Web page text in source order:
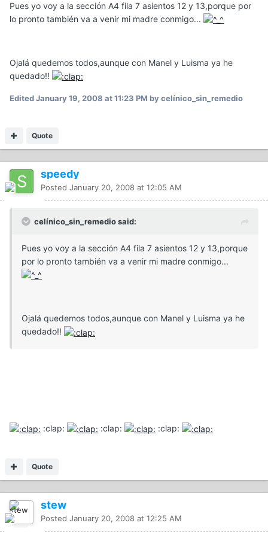
Pues yo voy a la sección A4 fila 7 asientos 12 y 13,porque por
lo pronto también va a venir mi madre conmigo...
Ojalá quedemos todos,aunque con Manel y Luisma ya he
quedado!!
EditedJanuary 19, 2008 at 11:23 PM by celínico_sin_remedio
Quote
speedy
Posted January 20, 2008 at 12:05 AM
celínico_sin_remedio said:
Pues yo voy a la sección A4 fila 7 asientos 12 y 13,porque
por lo pronto también va a venir mi madre conmigo...
Ojalá quedemos todos,aunque con Manel y Luisma ya he
quedado!!
:clap: :clap: :clap:
Quote
stew
Posted January 20, 2008 at 12:25 AM